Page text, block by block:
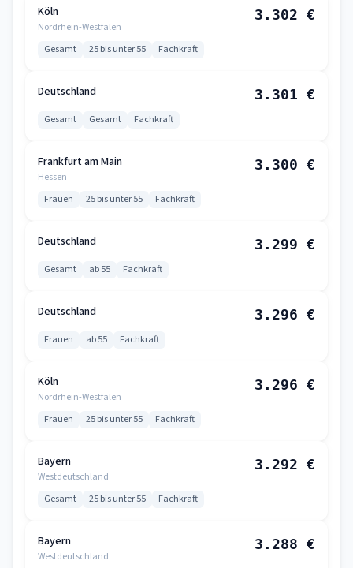
Köln
Nordrhein-Westfalen
3.302 €
Gesamt 25 bis unter 55 Fachkraft
Deutschland 3.301 €
Gesamt Gesamt Fachkraft
Frankfurt am Main
Hessen
3.300 €
Frauen 25 bis unter 55 Fachkraft
Deutschland 3.299 €
Gesamt ab 55 Fachkraft
Deutschland 3.296 €
Frauen ab 55 Fachkraft
Köln
Nordrhein-Westfalen
3.296 €
Frauen 25 bis unter 55 Fachkraft
Bayern
Westdeutschland
3.292 €
Gesamt 25 bis unter 55 Fachkraft
Bayern
Westdeutschland
3.288 €